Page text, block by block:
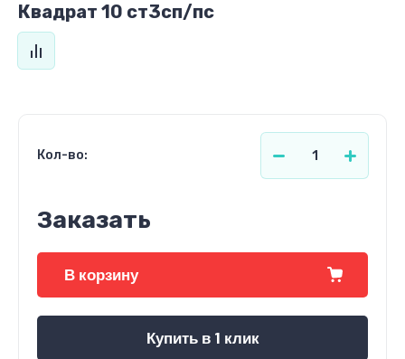
Квадрат 10 ст3сп/пс
Кол-во:
Заказать
В корзину
Купить в 1 клик